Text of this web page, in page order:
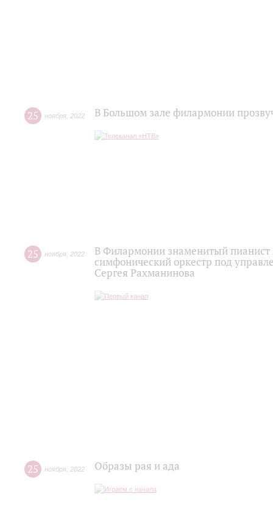
25 ноября 2022 В Большом зале филармонии
25 ноября 2022
В Филармонии знаменитый
симфонический оркестр под
Сергея Рахманинова
25 ноября 2022 Образы рая и ада